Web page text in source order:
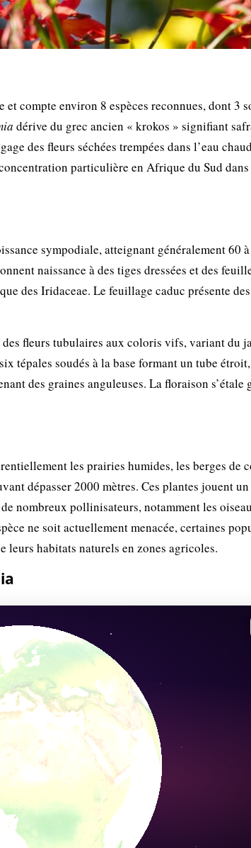
compte environ 8 espèces reconnues, dont 3
dérive du grec ancien « krokos » signifiant
des fleurs séchées trempées dans l’eau
particulière en Afrique du Sud
sympodiale, atteignant généralement 60
naissance à des tiges dressées et des
des Iridaceae. Le feuillage caduc présente
fleurs tubulaires aux coloris vifs, variant du
tépales soudés à la base formant un tube
des graines anguleuses. La floraison s’étale
les prairies humides, les berges de
dépasser 2000 mètres. Ces plantes jouent
nombreux pollinisateurs, notamment les
ne soit actuellement menacée, certaines
leurs habitats naturels en zones agricoles.